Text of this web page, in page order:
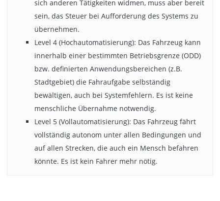
sich anderen Tätigkeiten widmen, muss aber bereit
sein, das Steuer bei Aufforderung des Systems zu
übernehmen.
Level 4 (Hochautomatisierung): Das Fahrzeug kann
innerhalb einer bestimmten Betriebsgrenze (ODD)
bzw. definierten Anwendungsbereichen (z.B.
Stadtgebiet) die Fahraufgabe selbständig
bewältigen, auch bei Systemfehlern. Es ist keine
menschliche Übernahme notwendig.
Level 5 (Vollautomatisierung): Das Fahrzeug fährt
vollständig autonom unter allen Bedingungen und
auf allen Strecken, die auch ein Mensch befahren
könnte. Es ist kein Fahrer mehr nötig.